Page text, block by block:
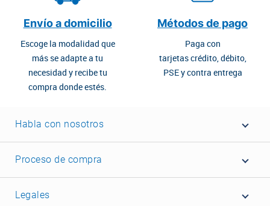
Envío a domicilio
Escoge la modalidad que
más se adapte a tu
necesidad y recibe tu
compra donde estés.
Métodos de pago
Paga con
tarjetas crédito, débito,
PSE y contra entrega
Habla con nosotros
Proceso de compra
Legales